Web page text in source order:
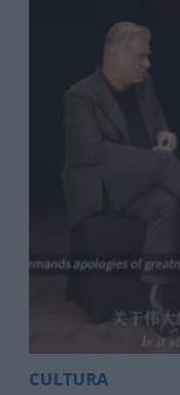
CULTURA